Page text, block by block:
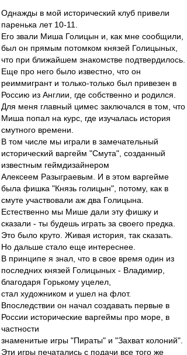
Однажды в мой исторический клуб привели
паренька лет 10-11.
Его звали Миша Голицын и, как мне сообщили,
был он прямым потомком князей Голицыных,
что при ближайшем знакомстве подтвердилось.
Еще про него было известно, что он
реиммигрант и только-только был привезен в
Россию из Англии, где собственно и родился.
Для меня главный цимес заключался в том, что
Миша попал на курс, где изучалась история
смутного времени.
В том числе мы играли в замечательный
исторический варгейм "Смута", созданный
известным геймдизайнером
Алексеем Разыграевым. И в этом варгейме
была фишка "Князь голицын", потому, как в
смуте участвовали аж два Голицына.
Естественно мы Мише дали эту фишку и
сказали - ты будешь играть за своего предка.
Это было круто. Живая история, так сказать.
Но дальше стало еще интереснее.
В принципе я знал, что в свое время один из
последних князей Голицыных - Владимир,
благодаря Горькому уцелел,
стал художником и ушел на флот.
Впоследствии он начал создавать первые в
России исторические варгеймы про море, в
частности
знаменитые игры "Пираты" и "Захват колоний".
Эти игры печатались с подачи все того же